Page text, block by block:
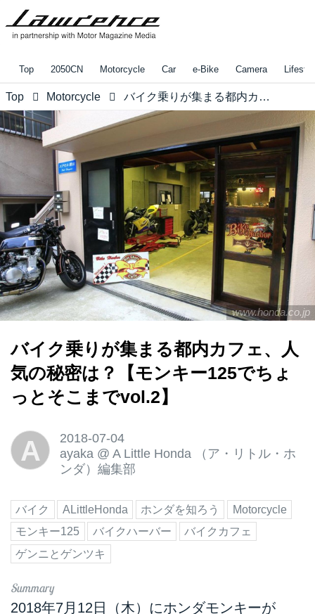
Top 2050CN Motorcycle Car e-Bike Camera
Top Motorcycle バイク乗りが集まる都内カフェ、人気の秘密は？【モンキー125でちょっとそこまでvol.2】
www.honda.co.jp
バイク乗りが集まる都内カフェ、人
気の秘密は？【モンキー125でちょ
っとそこまでvol.2】
A
2018-07-04
ayaka @ A Little Honda （ア・リトル・ホ
ンダ）編集部
バイク ALittleHonda ホンダを知ろう
Motorcycle
モンキー125
バイクハーバー
バイクカフェ
ゲンニとゲンツキ
2018年7月12日（木）にホンダモンキーが